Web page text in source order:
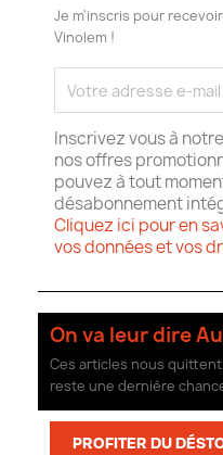
Je m'inscris pour
Vinolem !
Inscrivez vous à
nos offres
pouvez à tout
désabonnement
Cliquez ici pour en
vos données et vos
On va leur dire
Ces articles nous
reste une dernière
PROFITER DU